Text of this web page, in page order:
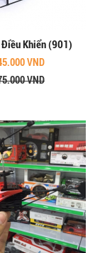
Điều Khiển (901)
VND
VND